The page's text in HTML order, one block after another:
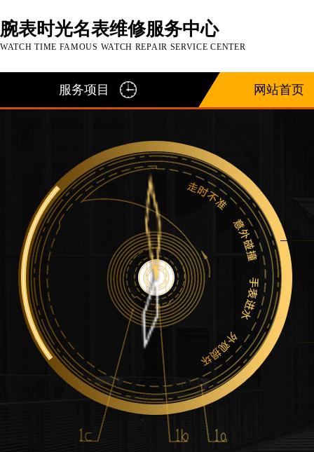
腕表时光名表维修服务中心
WATCH TIME FAMOUS WATCH REPAIR SERVICE CENTER
服务项目 网站首页
2026年7月腕表时光中国区售后服务网络优化升级
2026年7月腕表时光全国官方售后客户服务热线：
腕表时光官方全国统一服务热线400-188-5020，
2026年7月腕表时光售后服务中心最新网点地址：
北京市东城区东长安街1号东方广场写字楼W3座6